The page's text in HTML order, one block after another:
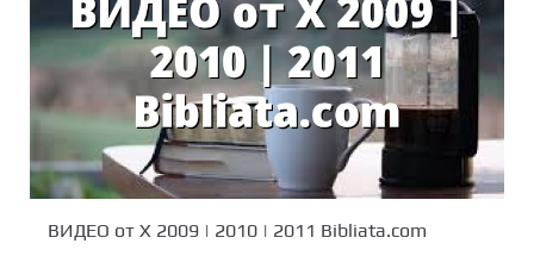
ВИДЕО от X 2009 | 2010 | 2011 Bibliata.com